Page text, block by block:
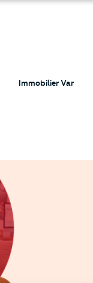
Immobilier Var